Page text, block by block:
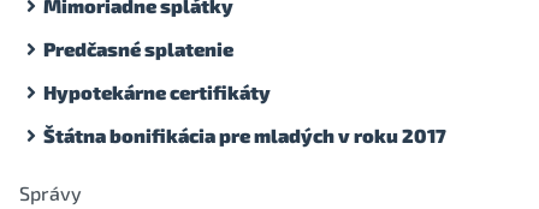
Mimoriadne splátky
Predčasné splatenie
Hypotekárne certifikáty
Štátna bonifikácia pre mladých v roku 2017
Správy